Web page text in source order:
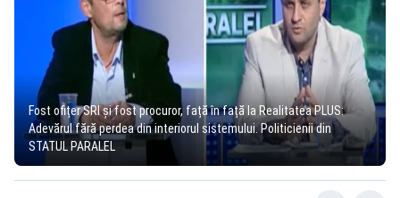
Fost ofițer SRI și fost procuror, față în față la Realitatea PLUS:
Adevărul fără perdea din interiorul sistemului. Politicienii din
STATUL PARALEL